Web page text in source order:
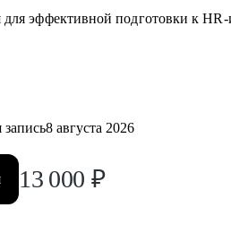
для эффективной подготовки к
8 августа 2026
13 000 ₽